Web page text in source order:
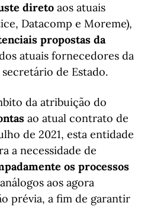
direto aos atuais
Datacomp e Moreme),
propostas da
atuais fornecedores da
secretário de Estado.
da atribuição do
ao atual contrato de
de 2021, esta entidade
a necessidade de
os processos
aos agora
prévia, a fim de garantir